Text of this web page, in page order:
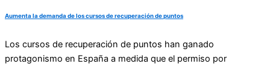
Aumenta la demanda de los cursos de recuperación de puntos
Los cursos de recuperación de puntos han ganado
protagonismo en España a medida que el permiso por